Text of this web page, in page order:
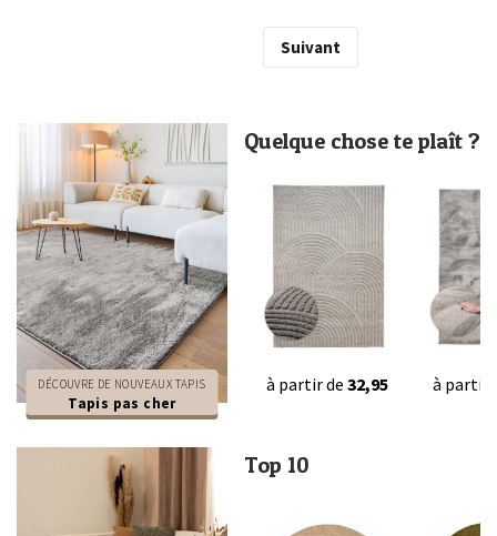
Suivant
DÉCOUVRE DE NOUVEAUX TAPIS
Tapis pas cher
Quelque chose te plaît ?
à partir de 32,95 à partir
Top 10